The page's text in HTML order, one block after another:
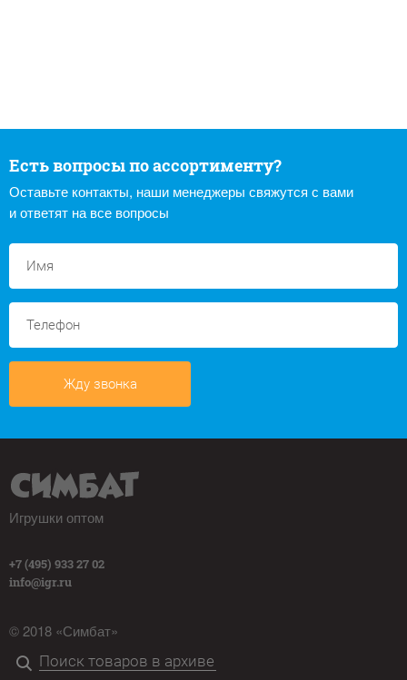
Есть вопросы по ассортименту?
Оставьте контакты, наши менеджеры свяжутся с вами
и ответят на все вопросы
Жду звонка
Игрушки оптом
+7 (495) 933 27 02
info@igr.ru
© 2018 «Симбат»